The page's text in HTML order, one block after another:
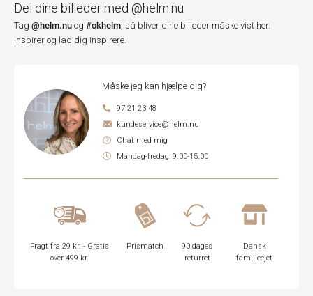
Del dine billeder med @helm.nu
Tag @helm.nu og #okhelm, så bliver dine billeder måske vist her.
Inspirer og lad dig inspirere.
Måske jeg kan hjælpe dig?
97 21 23 48
kundeservice@helm.nu
Chat med mig
Mandag-fredag: 9.00-15.00
Fragt fra 29 kr. - Gratis
over 499 kr.
Prismatch
90 dages
returret
Dansk
familieejet